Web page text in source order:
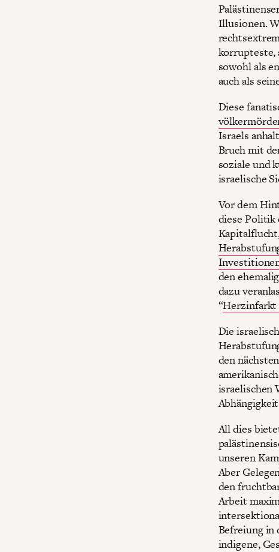
Illusionen.
korrupteste,
sowohl als
auch als
Diese
Israels
Bruch mit
soziale und
israelische
Vor dem
diese Politik
den
dazu
“Herzinfarkt
Die
den
israelischen
All dies
unseren
Aber
den
Arbeit
Befreiung in
indigene,